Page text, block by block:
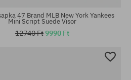
47 Brand MLB New York Yankees
Mini Script Suede Visor
12740 Ft9990 Ft